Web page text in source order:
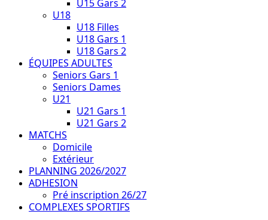
U15 Gars 2
U18
U18 Filles
U18 Gars 1
U18 Gars 2
ÉQUIPES ADULTES
Seniors Gars 1
Seniors Dames
U21
U21 Gars 1
U21 Gars 2
MATCHS
Domicile
Extérieur
PLANNING 2026/2027
ADHESION
Pré inscription 26/27
COMPLEXES SPORTIFS